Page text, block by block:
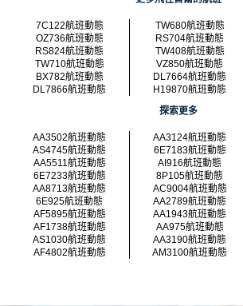
7C122航班動態
TW680航班動態
OZ736航班動態
RS704航班動態
RS824航班動態
TW408航班動態
TW710航班動態
VZ850航班動態
BX782航班動態
DL7664航班動態
DL7866航班動態
H19870航班動態
探索更多
AA3502航班動態
AA3124航班動態
AS4745航班動態
6E7183航班動態
AA5511航班動態
AI916航班動態
6E7233航班動態
8P105航班動態
AA8713航班動態
AC9004航班動態
6E925航班動態
AA2789航班動態
AF5895航班動態
AA1943航班動態
AF1738航班動態
AA975航班動態
AS1030航班動態
AA3190航班動態
AF4802航班動態
AM3100航班動態